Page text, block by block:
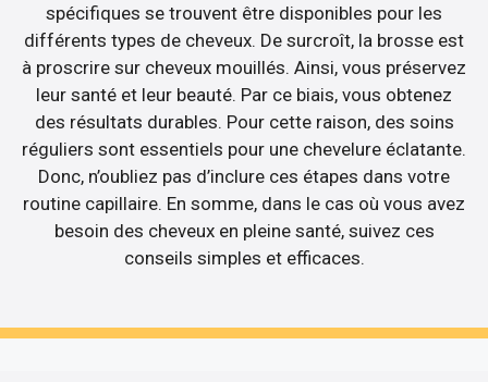
spécifiques se trouvent être disponibles pour les
différents types de cheveux. De surcroît, la brosse est
à proscrire sur cheveux mouillés. Ainsi, vous préservez
leur santé et leur beauté. Par ce biais, vous obtenez
des résultats durables. Pour cette raison, des soins
réguliers sont essentiels pour une chevelure éclatante.
Donc, n’oubliez pas d’inclure ces étapes dans votre
routine capillaire. En somme, dans le cas où vous avez
besoin des cheveux en pleine santé, suivez ces
conseils simples et efficaces.